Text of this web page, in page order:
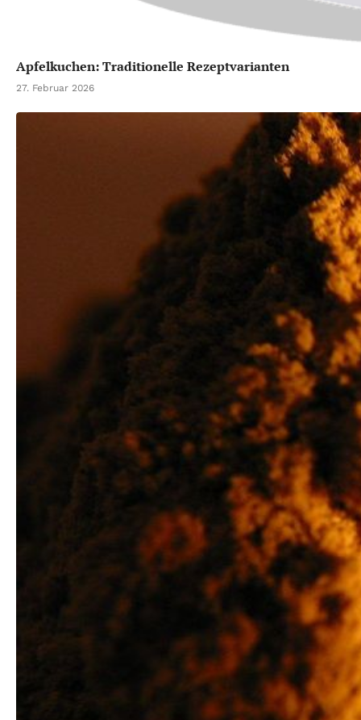
Apfelkuchen: Traditionelle Rezeptvarianten
27. Februar 2026